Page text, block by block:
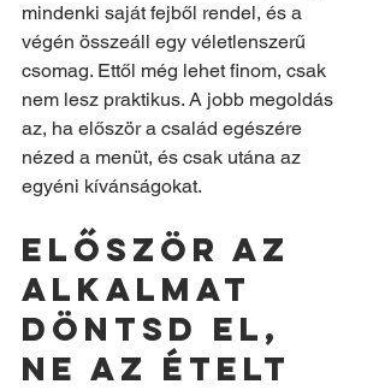
mindenki saját fejből rendel, és a
végén összeáll egy véletlenszerű
csomag. Ettől még lehet finom, csak
nem lesz praktikus. A jobb megoldás
az, ha először a család egészére
nézed a menüt, és csak utána az
egyéni kívánságokat.
Először az
alkalmat
döntsd el,
ne az ételt